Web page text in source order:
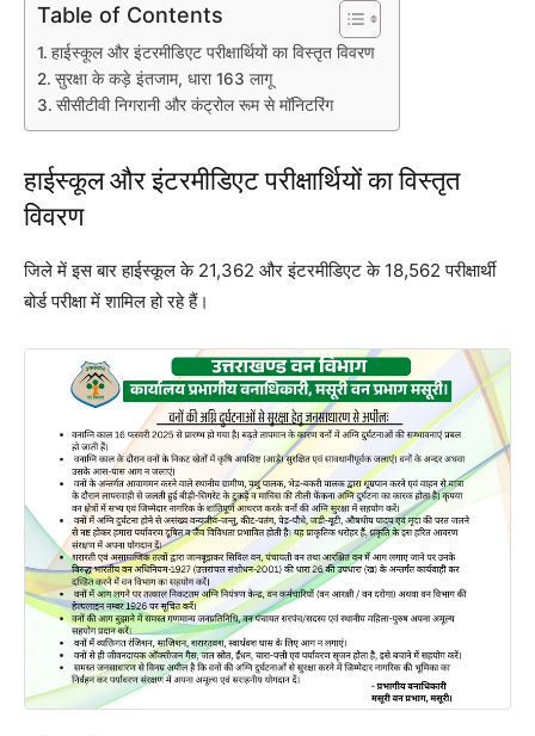
Table of Contents
हाईस्कूल और इंटरमीडिएट परीक्षार्थियों का विस्तृत विवरण
सुरक्षा के कड़े इंतजाम, धारा 163 लागू
सीसीटीवी निगरानी और कंट्रोल रूम से मॉनिटरिंग
हाईस्कूल और इंटरमीडिएट परीक्षार्थियों का विस्तृत
विवरण
जिले में इस बार हाईस्कूल के 21,362 और इंटरमीडिएट के 18,562 परीक्षार्थी
बोर्ड परीक्षा में शामिल हो रहे हैं।